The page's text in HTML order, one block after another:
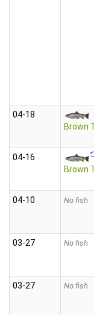
04‑18
Brown
04‑16
Brown
04‑10 No fish
03‑27 No fish
03‑27 No fish